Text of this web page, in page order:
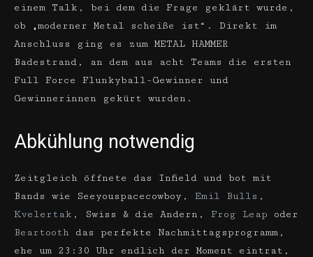
einem Talk, bei dem die Frage geklärt wurde,
ob „moderner Metal scheiße ist“. Direkt im
Anschluss ging es zum METAL HAMMER
Badestrand, an dem aus acht Teams die ersten
Full Force Flunkyball-Gewinner und
Gewinnerinnen gekürt wurden.
Abkühlung notwendig
Zeitgleich öffnete das Infield und bot mit
Bands wie Seeyouspacecowboy, Emil Bulls ,
Kvelertak , Swiss & die Andern, Frog Leap oder
Beartooth das perfekte Nachmittagsprogramm,
ehe um 23:30 Uhr endlich der Moment eintrat,